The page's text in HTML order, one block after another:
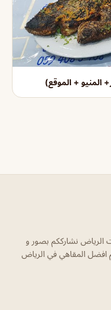
المنيو + الموقع)
الرياض نشارككم بصور و
افضل المقاهي في الرياض